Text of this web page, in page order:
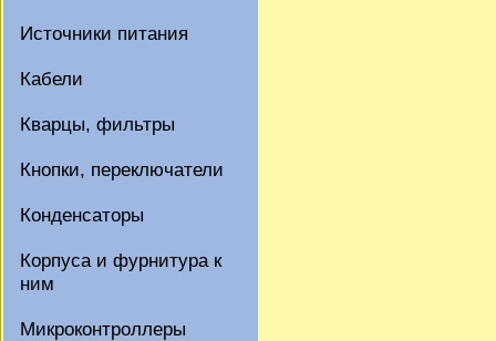
Источники питания
Кабели
Кварцы, фильтры
Кнопки, переключатели
Конденсаторы
Корпуса и фурнитура к
ним
Микроконтроллеры